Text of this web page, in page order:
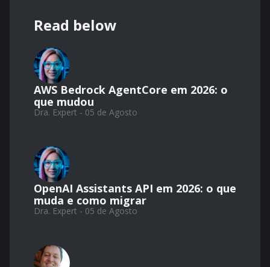
Read below
AWS Bedrock AgentCore em 2026: o
que mudou
Dra. Expert - 05 de Agosto
OpenAI Assistants API em 2026: o que
muda e como migrar
Dra. Expert - 05 de Agosto